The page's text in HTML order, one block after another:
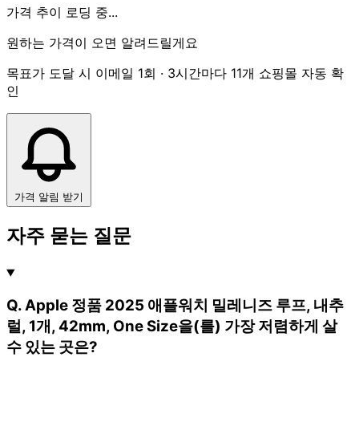
가격 추이 로딩 중...
원하는 가격이 오면 알려드릴게요
목표가 도달 시 이메일 1회 · 3시간마다 11개 쇼핑몰 자동 확
인
가격 알림 받기
자주 묻는 질문
Q. Apple 정품 2025 애플워치 밀레니즈 루프, 내추
럴, 1개, 42mm, One Size을(를) 가장 저렴하게 살
수 있는 곳은?